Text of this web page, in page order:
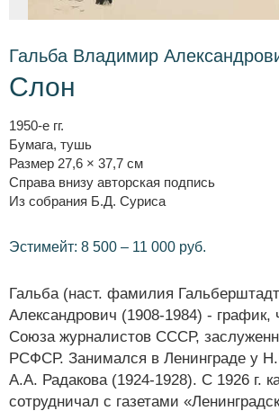
Гальба Владимир
Слон
1950-е гг.
Бумага, тушь
Размер 27,6 × 37,7 см
Справа внизу авторская подпись
Из собрания Б.Д. Суриса
Эстимейт: 8 500 – 11 000 руб.
Гальба (наст. фамилия
Александрович (1908-1984) -
Союза журналистов СССР,
РСФСР. Занимался в Ленинграде у
А.А. Радакова (1924-1928). С 1926 г.
сотрудничал с газетами